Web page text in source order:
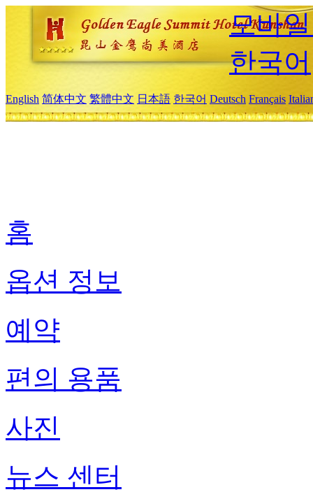
모바
한국어
English 简体中文 繁體中文 日本語 한국어 Deutsch Français
홈
옵션 정보
예약
편의 용품
사진
뉴스 센터